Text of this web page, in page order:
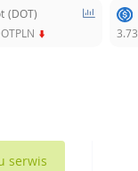
(DOT)
3.73
serwis